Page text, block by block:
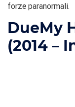
forze paranormali.
DueMy
(2014 –